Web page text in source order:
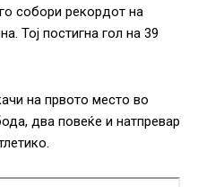
собори рекордот на
Тој постигна гол на 39
на првото место во
два повеќе и натпревар